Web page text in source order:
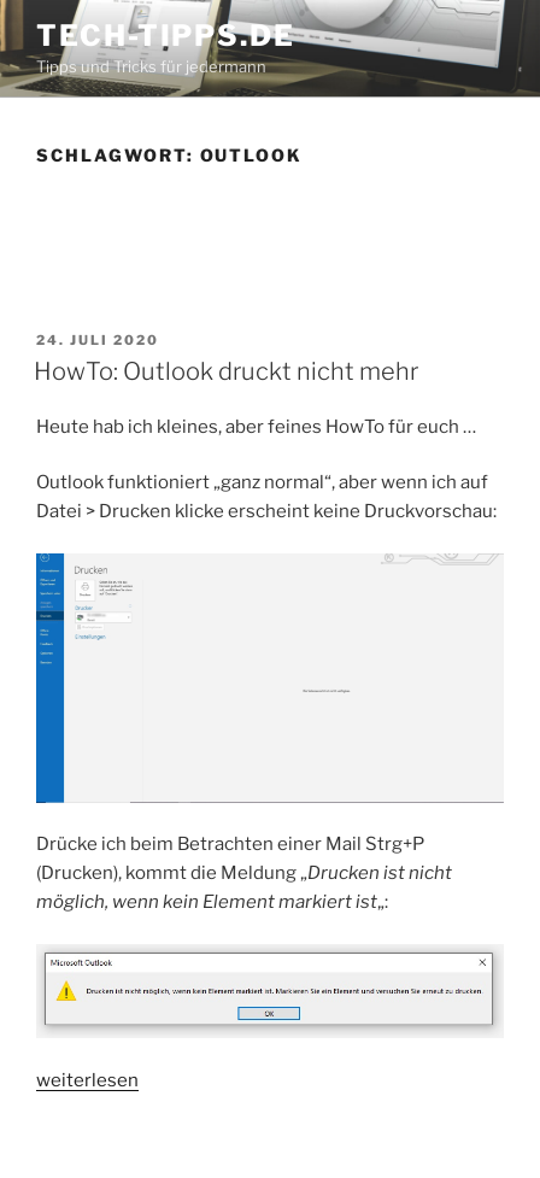
Zum
Inhalt
springen
TECH-TIPPS.DE
Tipps und Tricks für jedermann
SCHLAGWORT: OUTLOOK
VERÖFFENTLICHT
AM
24. JULI 2020
HowTo: Outlook druckt nicht mehr
Heute hab ich kleines, aber feines HowTo für euch …
Outlook funktioniert „ganz normal“, aber wenn ich auf
Datei > Drucken klicke erscheint keine Druckvorschau:
Drücke ich beim Betrachten einer Mail Strg+P
(Drucken), kommt die Meldung „Drucken ist nicht
möglich, wenn kein Element markiert ist„:
„HowTo:
weiterlesen